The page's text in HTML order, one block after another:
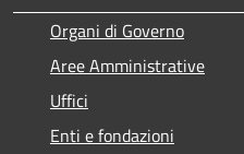
Organi di Governo
Aree Amministrative
Uffici
Enti e fondazioni